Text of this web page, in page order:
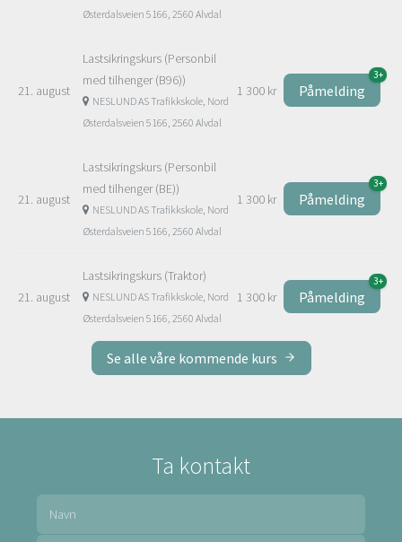
Østerdalsveien 5166, 2560 Alvdal
21. august
Lastsikringskurs (Personbil
med tilhenger (B96))
NESLUND AS Trafikkskole, Nord
Østerdalsveien 5166, 2560 Alvdal
1 300 kr Påmelding
3+
21. august
Lastsikringskurs (Personbil
med tilhenger (BE))
NESLUND AS Trafikkskole, Nord
Østerdalsveien 5166, 2560 Alvdal
1 300 kr Påmelding
3+
21. august
Lastsikringskurs (Traktor)
NESLUND AS Trafikkskole, Nord
Østerdalsveien 5166, 2560 Alvdal
1 300 kr Påmelding
3+
Se alle våre kommende kurs
Ta kontakt